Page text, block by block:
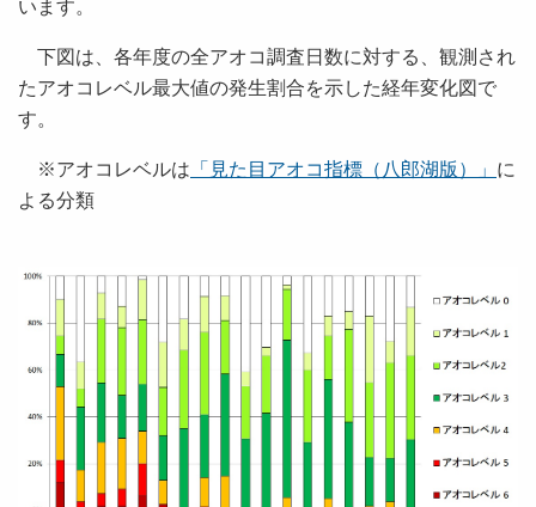
います。
下図は、各年度の全アオコ調査日数に対する、観測され
たアオコレベル最大値の発生割合を示した経年変化図で
す。
※アオコレベルは 「見た目アオコ指標（八郎湖版）」 に
よる分類